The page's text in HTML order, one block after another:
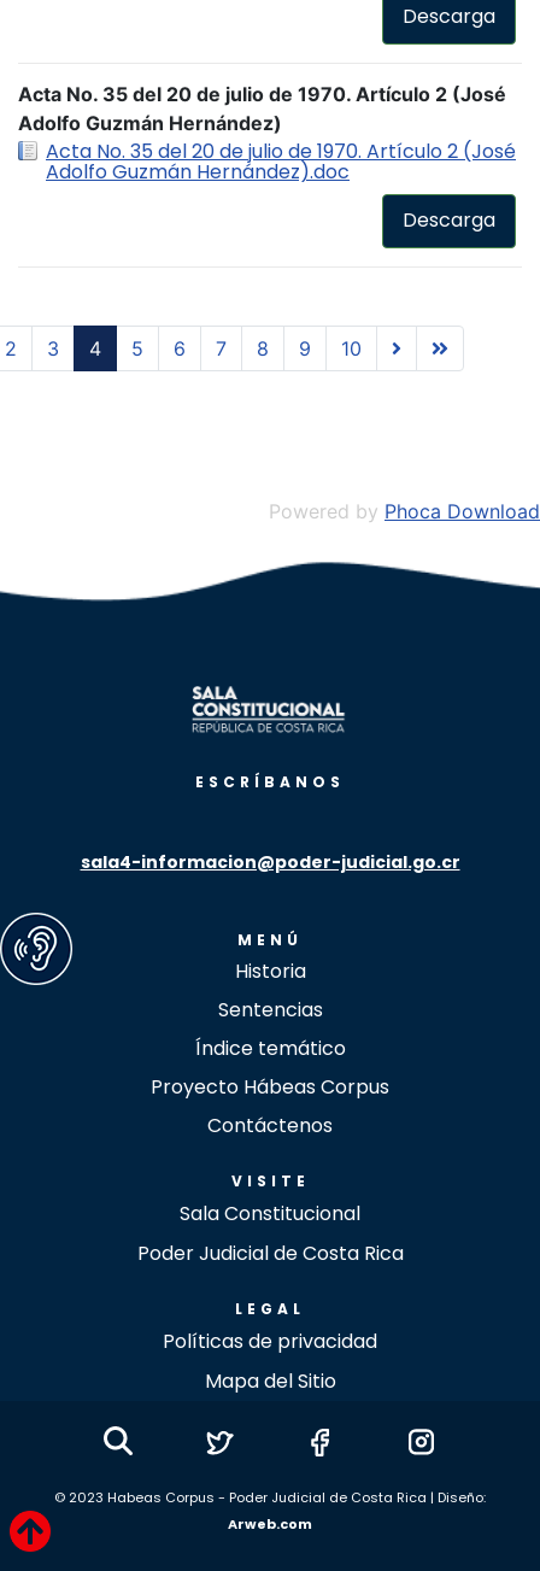
Descarga
Acta No. 35 del 20 de julio de 1970. Artículo 2 (José
Adolfo Guzmán Hernández)
Acta No. 35 del 20 de julio de 1970. Artículo 2 (José
Adolfo Guzmán Hernández).doc
Descarga
2 3 4 5 6 7 8 9 10
Powered by Phoca Download
ESCRÍBANOS
sala4-informacion@poder-judicial.go.cr
MENÚ
Historia
Sentencias
Índice temático
Proyecto Hábeas Corpus
Contáctenos
VISITE
Sala Constitucional
Poder Judicial de Costa Rica
LEGAL
Políticas de privacidad
Mapa del Sitio
© 2023 Habeas Corpus - Poder Judicial de Costa Rica | Diseño:
Arweb.com